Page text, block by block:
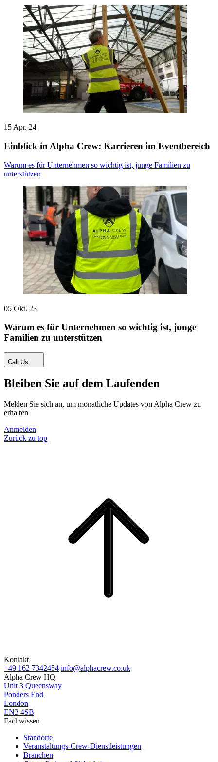
15 Apr. 24
Einblick in Alpha Crew: Karrieren im Eventbereich
Warum es für Unternehmen so wichtig ist, junge Familien zu
unterstützen
05 Okt. 23
Warum es für Unternehmen so wichtig ist, junge
Familien zu unterstützen
Call Us
Bleiben Sie auf dem Laufenden
Melden Sie sich an, um monatliche Updates von Alpha Crew zu
erhalten
Anmelden
Zurück zu top
Kontakt
+49 162 7342454 info@alphacrew.co.uk
Alpha Crew HQ
Unit 3 Queensway
Ponders End
London
EN3 4SB
Fachwissen
Standorte
Veranstaltungs-Crew-Dienstleistungen
Branchen